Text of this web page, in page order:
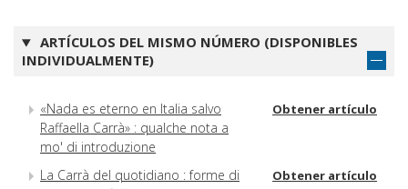
ARTÍCULOS DEL MISMO NÚMERO (DISPONIBLES
INDIVIDUALMENTE)
«Nada es eterno en Italia salvo
Raffaella Carrà» : qualche nota a
mo' di introduzione
Obtener artículo
La Carrà del quotidiano : forme di
Obtener artículo